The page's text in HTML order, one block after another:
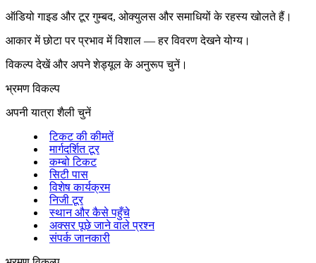
ऑडियो गाइड और टूर गुम्बद, ओक्युलस और समाधियों के रहस्य खोलते हैं।
आकार में छोटा पर प्रभाव में विशाल — हर विवरण देखने योग्य।
विकल्प देखें और अपने शेड्यूल के अनुरूप चुनें।
भ्रमण विकल्प
अपनी यात्रा शैली चुनें
टिकट की कीमतें
मार्गदर्शित टूर
कम्बो टिकट
सिटी पास
विशेष कार्यक्रम
निजी टूर
स्थान और कैसे पहुँचे
अक्सर पूछे जाने वाले प्रश्न
संपर्क जानकारी